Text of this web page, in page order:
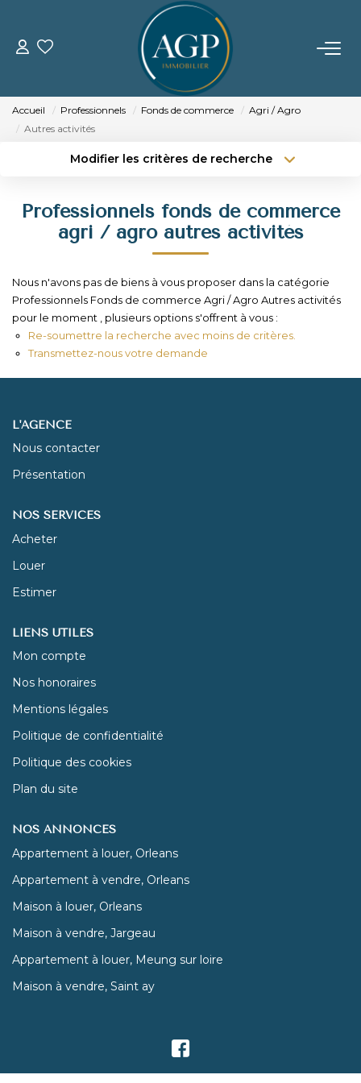
ACHETER
Estimer Votre Bien
LOUER
GERER
NOTRE AGENCE
Accueil Professionnels Fonds de commerce
Agri / Agro
Autres activités
Modifier les critères de recherche
Sélectionnez...
Type de bien
Surface min
Créer une alerte
Professionnels fonds de commerce
agri / agro autres activités
Nous n'avons pas de biens à vous proposer dans la catégorie
Professionnels Fonds de commerce Agri / Agro Autres activités
pour le moment , plusieurs options s'offrent à vous :
Re-soumettre la recherche avec moins de critères.
Transmettez-nous votre demande
L'AGENCE
Nous contacter
Présentation
NOS SERVICES
Acheter
Louer
Estimer
LIENS UTILES
Mon compte
Nos honoraires
Mentions légales
Politique de confidentialité
Politique des cookies
Plan du site
NOS ANNONCES
Appartement à louer, Orleans
Appartement à vendre, Orleans
Maison à louer, Orleans
Maison à vendre, Jargeau
Appartement à louer, Meung sur loire
Maison à vendre, Saint ay